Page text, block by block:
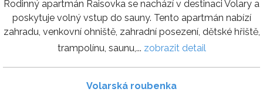
Rodinný apartmán Raisovka se nachází v destinaci Volary a
poskytuje volný vstup do sauny. Tento apartmán nabízí
zahradu, venkovní ohniště, zahradní posezení, dětské hřiště,
trampolínu, saunu,... zobrazit detail
Volarská roubenka